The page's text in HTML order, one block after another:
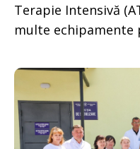
Terapie Intensivă
multe echipamente